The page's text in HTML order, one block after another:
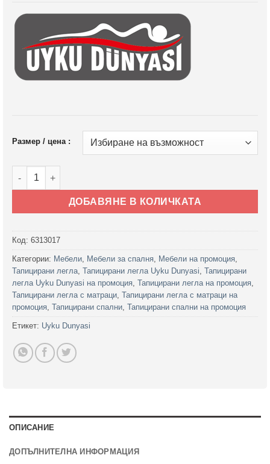
Размер / цена :
количество за Тапицирано легло Cotton - с матрак или без
ДОБАВЯНЕ В КОЛИЧКАТА
Код: 6313017
Категории: Мебели Мебели за спалня Мебели на промоция
Тапицирани легла Тапицирани легла Uyku Dunyasi Тапицирани
легла Uyku Dunyasi на промоция Тапицирани легла на промоция
Тапицирани легла с матраци Тапицирани легла с матраци на
промоция Тапицирани спални Тапицирани спални на промоция
Етикет: Uyku Dunyasi
ОПИСАНИЕ
ДОПЪЛНИТЕЛНА ИНФОРМАЦИЯ